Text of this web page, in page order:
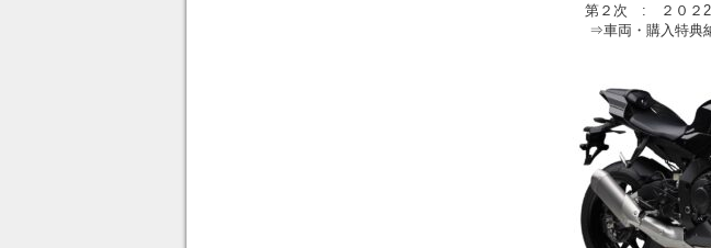
第２次 : ２０２2
⇒車両・購入特典